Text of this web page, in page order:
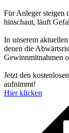
Für Anleger steigen
hinschaut, läuft
In unserem
denen die
Gewinnmitnahmen
Jetzt den
aufnimmt!
Hier klicken